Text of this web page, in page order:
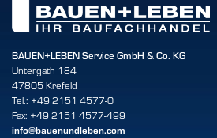
BAUEN+LEBEN Service GmbH & Co. KG
Untergath 184
47805 Krefeld
Tel.: +49 2151 4577-0
Fax: +49 2151 4577-499
info@bauenundleben.com